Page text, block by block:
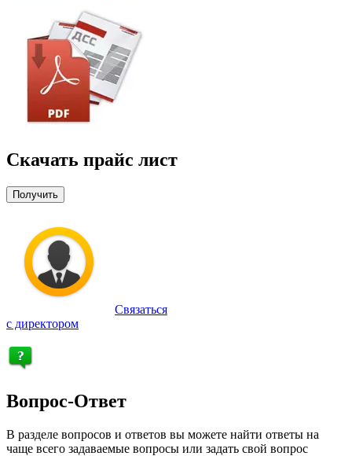
Скачать прайс лист
Получить
Связаться
с директором
Вопрос-Ответ
В разделе вопросов и ответов вы можете найти ответы на
чаще всего задаваемые вопросы или задать свой вопрос